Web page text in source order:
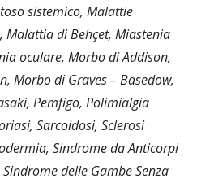
sistemico, Malattie
di Behçet, Miastenia
oculare, Morbo di Addison,
Morbo di Graves – Basedow,
Pemfigo, Polimialgia
Sarcoidosi, Sclerosi
Sindrome da Anticorpi
delle Gambe Senza